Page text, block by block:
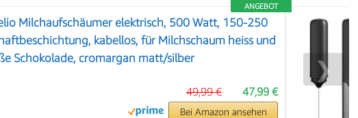
ANGEBOT
Milchaufschäumer elektrisch, 500 Watt, 150-250
kabellos, für Milchschaum heiss und
Schokolade, cromargan matt/silber
47,99 €
49,99 €
Bei Amazon ansehen
❯